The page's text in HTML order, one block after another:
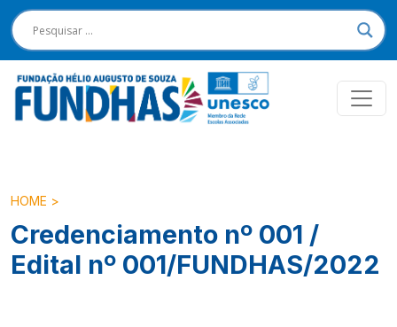
HOME >
Credenciamento nº 001 /
Edital nº 001/FUNDHAS/2022